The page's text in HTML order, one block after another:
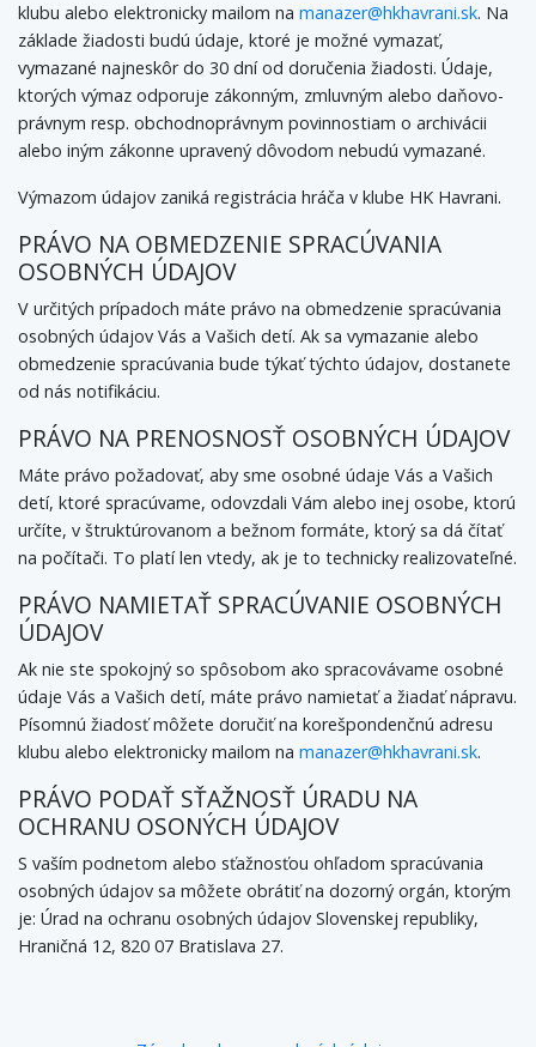
klubu alebo elektronicky mailom na manazer@hkhavrani.sk. Na
základe žiadosti budú údaje, ktoré je možné vymazať,
vymazané najneskôr do 30 dní od doručenia žiadosti. Údaje,
ktorých výmaz odporuje zákonným, zmluvným alebo daňovo-
právnym resp. obchodnoprávnym povinnostiam o archivácii
alebo iným zákonne upravený dôvodom nebudú vymazané.
Výmazom údajov zaniká registrácia hráča v klube HK Havrani.
PRÁVO NA OBMEDZENIE SPRACÚVANIA
OSOBNÝCH ÚDAJOV
V určitých prípadoch máte právo na obmedzenie spracúvania
osobných údajov Vás a Vašich detí. Ak sa vymazanie alebo
obmedzenie spracúvania bude týkať týchto údajov, dostanete
od nás notifikáciu.
PRÁVO NA PRENOSNOSŤ OSOBNÝCH ÚDAJOV
Máte právo požadovať, aby sme osobné údaje Vás a Vašich
detí, ktoré spracúvame, odovzdali Vám alebo inej osobe, ktorú
určíte, v štruktúrovanom a bežnom formáte, ktorý sa dá čítať
na počítači. To platí len vtedy, ak je to technicky realizovateľné.
PRÁVO NAMIETAŤ SPRACÚVANIE OSOBNÝCH
ÚDAJOV
Ak nie ste spokojný so spôsobom ako spracovávame osobné
údaje Vás a Vašich detí, máte právo namietať a žiadať nápravu.
Písomnú žiadosť môžete doručiť na korešpondenčnú adresu
klubu alebo elektronicky mailom na manazer@hkhavrani.sk.
PRÁVO PODAŤ SŤAŽNOSŤ ÚRADU NA
OCHRANU OSONÝCH ÚDAJOV
S vaším podnetom alebo sťažnosťou ohľadom spracúvania
osobných údajov sa môžete obrátiť na dozorný orgán, ktorým
je: Úrad na ochranu osobných údajov Slovenskej republiky,
Hraničná 12, 820 07 Bratislava 27.